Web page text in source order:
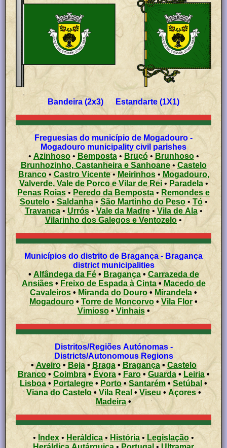
Bandeira (2x3) Estandarte (1X1)
Freguesias do município de Mogadouro -
Mogadouro municipality civil parishes
• Azinhoso• Bemposta•Bruçó• Brunhoso•
Brunhozinho, Castanheira e Sanhoane • Castelo
Branco• Castro Vicente• Meirinhos• Mogadouro,
Valverde, Vale de Porco e Vilar de Rei• Paradela•
Penas Roias• Peredo da Bemposta • Remondes e
Soutelo• Saldanha• São Martinho do Peso • Tó•
Travanca• Urrós• Vale da Madre• Vila de Ala•
Vilarinho dos Galegos e Ventozelo •
Municípios do distrito de Bragança - Bragança
district municipalities
• Alfândega da Fé• Bragança• Carrazeda de
Ansiães• Freixo de Espada à Cinta• Macedo de
Cavaleiros • Miranda do Douro• Mirandela •
Mogadouro • Torre de Moncorvo •Vila Flor •
Vimioso• Vinhais•
Distritos/Regiões Autónomas -
Districts/Autonomous Regions
•Aveiro• Beja• Braga• Bragança• Castelo
Branco• Coimbra• Évora• Faro• Guarda• Leiria•
Lisboa • Portalegre • Porto •Santarém • Setúbal •
Viana do Castelo•Vila Real • Viseu • Açores •
Madeira •
• Index • Heráldica • História • Legislação •